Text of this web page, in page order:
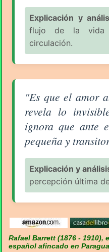
Explicación y
flujo de la vida
circulación.
Aforismo sobre el
"Es que el amor
revela lo
ignora que ante
pequeña y
Explicación y
percepción última
Rafael Barrett (1876 -
español afincado en